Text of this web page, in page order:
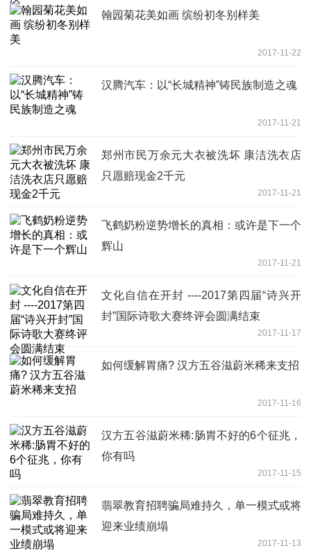
翰园菊花美如画 缤纷初冬别样美
2017-11-22
汉腾汽车：以“长城精神”铸民族制造之魂
2017-11-21
郑州市民万余元大衣被洗坏 康洁洗衣店
只愿赔现金2千元
2017-11-21
飞鹤奶粉逆势增长的真相：或许是下一个
辉山
2017-11-21
文化自信在开封 ----2017第四届“诗兴开
封”国际诗歌大赛终评会圆满结束
2017-11-17
如何缓解胃痛? 汉方五谷滋蔚米稀来支招
2017-11-16
汉方五谷滋蔚米稀:肠胃不好的6个征兆，
你有吗
2017-11-15
翡翠教育招聘骗局难持久，单一模式或将
迎来业绩崩塌
2017-11-13